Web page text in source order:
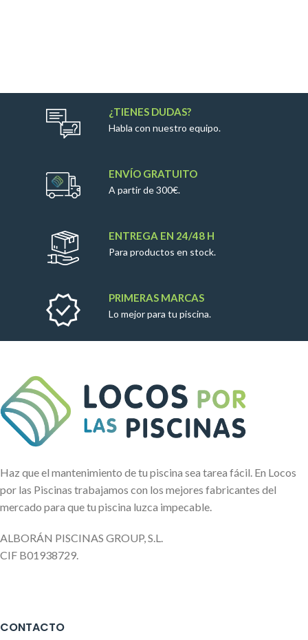
¿TIENES DUDAS?
Habla con nuestro equipo.
ENVÍO GRATUITO
A partir de 300€.
ENTREGA EN 24/48 H
Para productos en stock.
PRIMERAS MARCAS
Lo mejor para tu piscina.
Haz que el mantenimiento de tu piscina sea tarea fácil. En Locos
por las Piscinas trabajamos con los mejores fabricantes del
mercado para que tu piscina luzca impecable.
ALBORÁN PISCINAS GROUP, S.L.
CIF B01938729.
CONTACTO